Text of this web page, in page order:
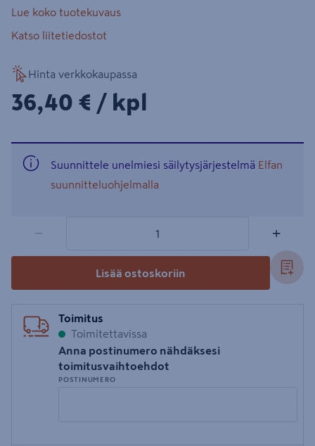
Lue koko tuotekuvaus
Katso liitetiedostot
Hinta verkkokaupassa
36,40€/kpl
36,40 € / kpl
Suunnittele unelmiesi säilytysjärjestelmä Elfan
suunnitteluohjelmalla
− +
Lisää ostoskoriin
Toimitus
Toimitettavissa
Anna postinumero nähdäksesi
toimitusvaihtoehdot
POSTINUMERO